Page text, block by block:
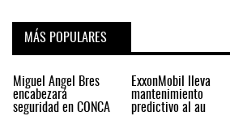
MÁS POPULARES
Miguel Ángel Bres
encabezará
seguridad en CONCA
ExxonMobil lleva
mantenimiento
predictivo al au